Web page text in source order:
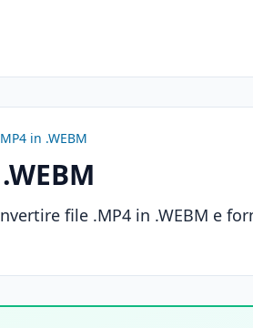
in .WEBM
file .MP4 in .WEBM e